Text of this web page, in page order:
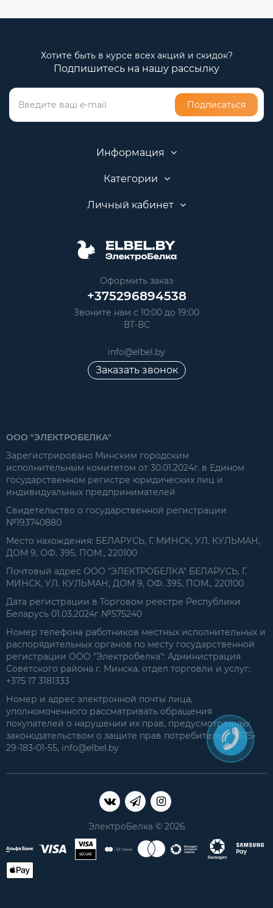
Хотите быть в курсе всех акций и скидок?
Подпишитесь на нашу рассылку
Подписаться
Информация
Категории
Личный кабинет
Оформить заказ
+375296894538
Звоните нам с 10:00 до 19:00
ВТ-ВС
info@elbel.by
Заказать звонок
ООО "ЭЛЕКТРОБЕЛКА"
Зарегистрировано Минским городским
исполнительным комитетом от 30.01.2024г. в Едином
государственном регистре юридических лиц и
индивидуальных предпринимателей
Свидетельство о государственной регистрации
№193740880
Место нахождения: БЕЛАРУСЬ, Г. МИНСК, УЛ. КУЛЬМАН,
ДОМ 9, ОФ. 395, ПОМ., 220100
Почтовый адрес ООО "ЭЛЕКТРОБЕЛКА" БЕЛАРУСЬ, Г.
МИНСК, УЛ. КУЛЬМАН, ДОМ 9, ОФ. 395, ПОМ., 220100
Дата регистрации в Торговом реестре Республики
Беларусь 01.03.2024г №575240
Номер телефона работников местных исполнительных и
распорядительных органов по месту государственной
регистрации ООО "Электробелка": Администрация
Советского района г. Минска, отдел торговли и услуг:
+375 17 3181333
Номер и адрес электронной почты лица,
уполномоченного рассматривать обращения
покупателей о нарушении их прав, предусмотренных
законодательством о защите прав потребителей: +375-
29-183-01-55, info@elbel.by
ЭлектроБелка © 2026